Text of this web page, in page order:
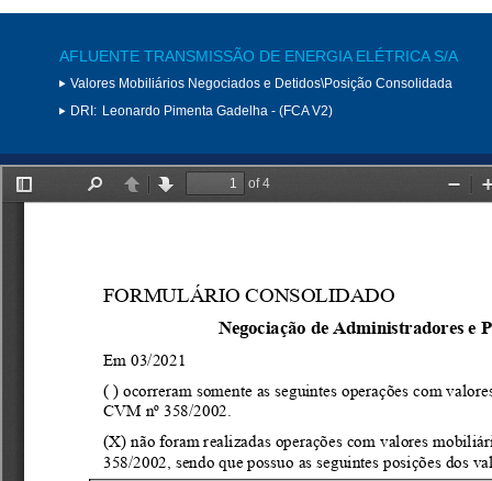
AFLUENTE TRANSMISSÃO DE ENERGIA ELÉTRICA S/A
Valores Mobiliários Negociados e Detidos\Posição Consolidada
DRI: Leonardo Pimenta Gadelha - (FCA V2)